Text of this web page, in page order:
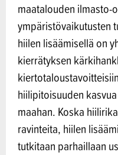
maatalouden ilmasto-
ympäristövaikutusten
hiilen lisäämisellä on
kierrätyksen
hiilipitoisuuden
maahan. Koska
ravinteita, hiilen
tutkitaan parhaillaan